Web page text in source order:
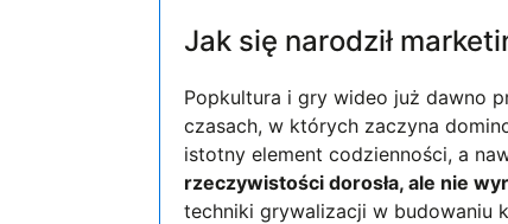
Jak się narodził
Popkultura i gry wideo już dawno
czasach, w których zaczyna
istotny element codzienności, a
rzeczywistości dorosła, ale nie
techniki grywalizacji w budowaniu